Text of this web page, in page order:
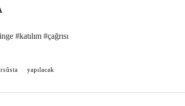
#katılım #çağrısı
yapılacak